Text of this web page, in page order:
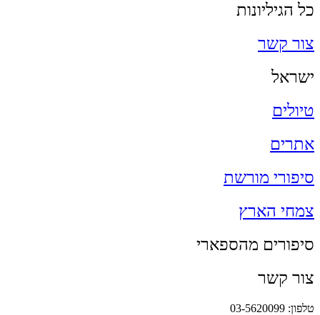
כל הגיליונות
צור קשר
ישראל
טיולים
אתרים
סיפורי מורשת
צמחי הארץ
סיפורים מהספארי
צור קשר
טלפון: 03-5620099